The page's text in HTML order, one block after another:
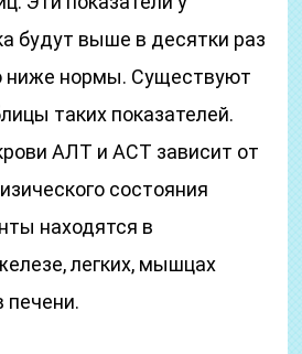
будут выше в десятки раз
ниже нормы. Существуют
таких показателей.
АЛТ и АСТ зависит от
состояния
находятся в
легких, мышцах
печени.